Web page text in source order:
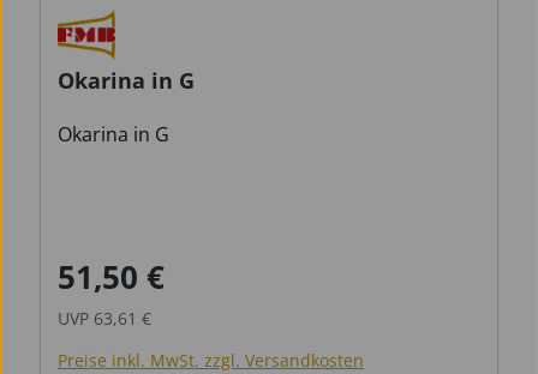
Okarina in G
Okarina in G
Verkaufspreis:
51,50 €
UVP 63,61 €
Preise inkl. MwSt. zzgl. Versandkosten